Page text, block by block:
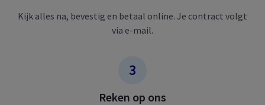
Kijk alles na, bevestig en betaal online. Je contract volgt
via e-mail.
Reken op ons